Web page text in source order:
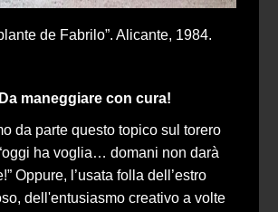
de Fabrilo”. Alicante, 1984.
Da maneggiare con cura!
da parte questo topico sul torero
ha voglia… domani non darà
Oppure, l’usata folla dell’estro
dell'entusiasmo creativo a volte